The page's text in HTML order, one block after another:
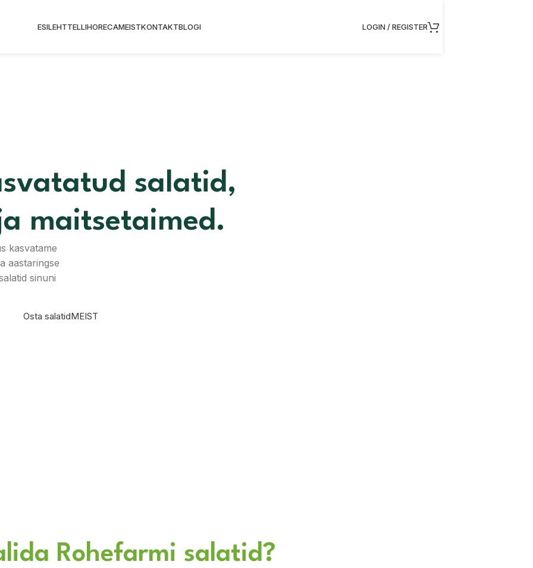
ESILEHTTELLIHORECAMEISTKONTAKTBLOGI LOGIN / REGISTER
salatid,
maitsetaimed.
kasvatame
aastaringse
sinuni
Osta salatidMEIST
Rohefarmi salatid?